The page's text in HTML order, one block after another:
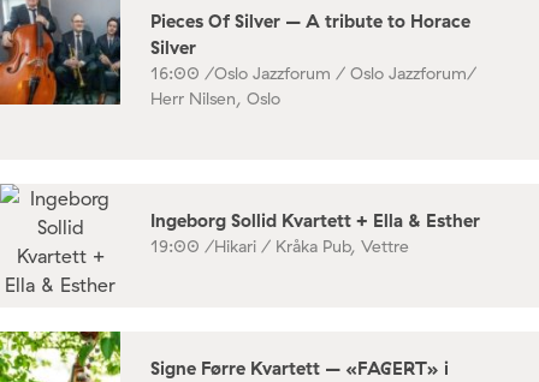
Pieces Of Silver – A tribute to Horace
Silver
16:00 /Oslo Jazzforum / Oslo Jazzforum/
Herr Nilsen, Oslo
Ingeborg Sollid Kvartett + Ella & Esther
19:00 /Hikari / Kråka Pub, Vettre
Signe Førre Kvartett – «FAGERT» i